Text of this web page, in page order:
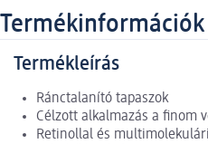
Termékinformációk
Termékleírás
Ránctalanító tapaszok
Célzott alkalmazás a finom
Retinollal és